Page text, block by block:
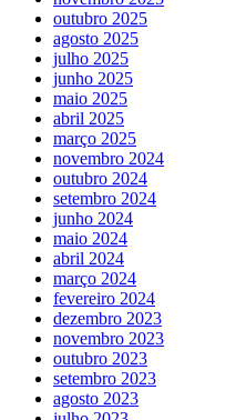
outubro 2025
agosto 2025
julho 2025
junho 2025
maio 2025
abril 2025
março 2025
novembro 2024
outubro 2024
setembro 2024
junho 2024
maio 2024
abril 2024
março 2024
fevereiro 2024
dezembro 2023
novembro 2023
outubro 2023
setembro 2023
agosto 2023